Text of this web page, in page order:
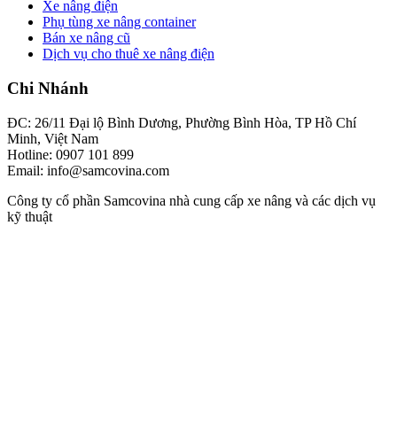
Xe nâng điện
Phụ tùng xe nâng container
Bán xe nâng cũ
Dịch vụ cho thuê xe nâng điện
Chi Nhánh
ĐC: 26/11 Đại lộ Bình Dương, Phường Bình Hòa, TP Hồ Chí
Minh, Việt Nam
Hotline: 0907 101 899
Email: info@samcovina.com
Công ty cổ phần Samcovina nhà cung cấp xe nâng và các dịch vụ
kỹ thuật